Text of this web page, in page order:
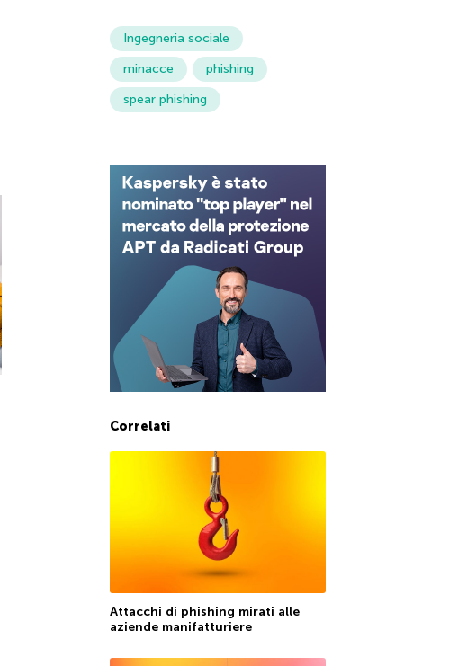
Ingegneria sociale
minacce
phishing
spear phishing
Correlati
Attacchi di phishing mirati alle
aziende manifatturiere